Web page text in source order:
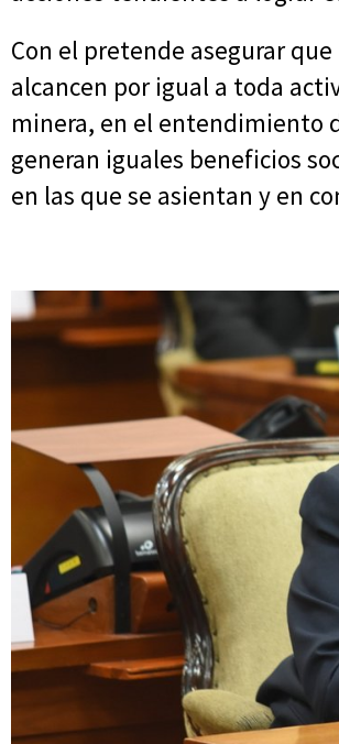
Con el pretende asegurar
alcancen por igual a toda
minera, en el entendimiento
generan iguales beneficios
en las que se asientan y en